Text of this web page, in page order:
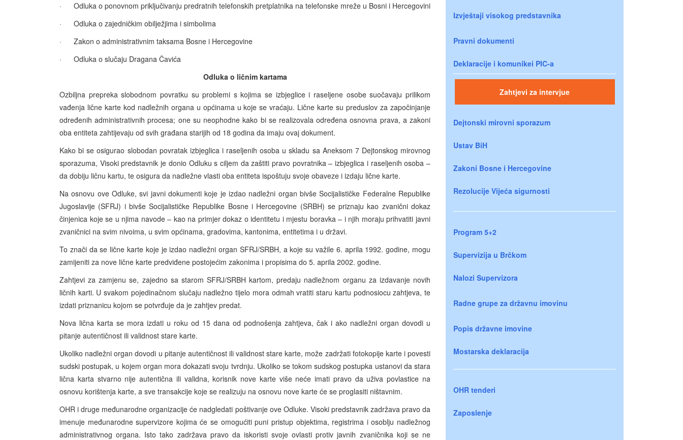
· Odluka o ponovnom priključivanju predratnih telefonskih pretplatnika na telefonske mreže u Bosni i Hercegovini
· Odluka o zajedničkim obilježjima i simbolima
· Zakon o administrativnim taksama Bosne i Hercegovine
· Odluka o slučaju Dragana Čavića
Odluka o ličnim kartama
Ozbiljna prepreka slobodnom povratku su problemi s kojima se izbjeglice i raseljene osobe suočavaju prilikom
vađenja lične karte kod nadležnih organa u općinama u koje se vraćaju. Lične karte su preduslov za započinjanje
određenih administrativnih procesa; one su neophodne kako bi se realizovala određena osnovna prava, a zakoni
oba entiteta zahtijevaju od svih građana starijih od 18 godina da imaju ovaj dokument.
Kako bi se osigurao slobodan povratak izbjeglica i raseljenih osoba u skladu sa Aneksom 7 Dejtonskog mirovnog
sporazuma, Visoki predstavnik je donio Odluku s ciljem da zaštiti pravo povratnika – izbjeglica i raseljenih osoba –
da dobiju ličnu kartu, te osigura da nadležne vlasti oba entiteta ispoštuju svoje obaveze i izdaju lične karte.
Na osnovu ove Odluke, svi javni dokumenti koje je izdao nadležni organ bivše Socijalističke Federalne Republike
Jugoslavije (SFRJ) i bivše Socijalističke Republike Bosne i Hercegovine (SRBH) se priznaju kao zvanični dokaz
činjenica koje se u njima navode – kao na primjer dokaz o identitetu i mjestu boravka – i njih moraju prihvatiti javni
zvaničnici na svim nivoima, u svim općinama, gradovima, kantonima, entitetima i u državi.
To znači da se lične karte koje je izdao nadležni organ SFRJ/SRBH, a koje su važile 6. aprila 1992. godine, mogu
zamijeniti za nove lične karte predviđene postojećim zakonima i propisima do 5. aprila 2002. godine.
Zahtjevi za zamjenu se, zajedno sa starom SFRJ/SRBH kartom, predaju nadležnom organu za izdavanje novih
ličnih karti. U svakom pojedinačnom slučaju nadležno tijelo mora odmah vratiti staru kartu podnosiocu zahtjeva, te
izdati priznanicu kojom se potvrđuje da je zahtjev predat.
Nova lična karta se mora izdati u roku od 15 dana od podnošenja zahtjeva, čak i ako nadležni organ dovodi u
pitanje autentičnost ili validnost stare karte.
Ukoliko nadležni organ dovodi u pitanje autentičnost ili validnost stare karte, može zadržati fotokopije karte i povesti
sudski postupak, u kojem organ mora dokazati svoju tvrdnju. Ukoliko se tokom sudskog postupka ustanovi da stara
lična karta stvarno nije autentična ili validna, korisnik nove karte više neće imati pravo da uživa povlastice na
osnovu korištenja karte, a sve transakcije koje se realizuju na osnovu nove karte će se proglasiti ništavnim.
OHR i druge međunarodne organizacije će nadgledati poštivanje ove Odluke. Visoki predstavnik zadržava pravo da
imenuje međunarodne supervizore kojima će se omogućiti puni pristup objektima, registrima i osoblju nadležnog
administrativnog organa. Isto tako zadržava pravo da iskoristi svoje ovlasti protiv javnih zvaničnika koji se ne
Izvještaji visokog predstavnika
Pravni dokumenti
Deklaracije i komunikei PIC-a
Zahtjevi za intervjue
Dejtonski mirovni sporazum
Ustav BiH
Zakoni Bosne i Hercegovine
Rezolucije Vijeća sigurnosti
Program 5+2
Supervizija u Brčkom
Nalozi Supervizora
Radne grupe za državnu imovinu
Popis državne imovine
Mostarska deklaracija
OHR tenderi
Zaposlenje